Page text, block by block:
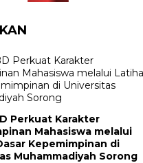
Perkuat Karakter
Mahasiswa melalui
Kepemimpinan di
Muhammadiyah Sorong